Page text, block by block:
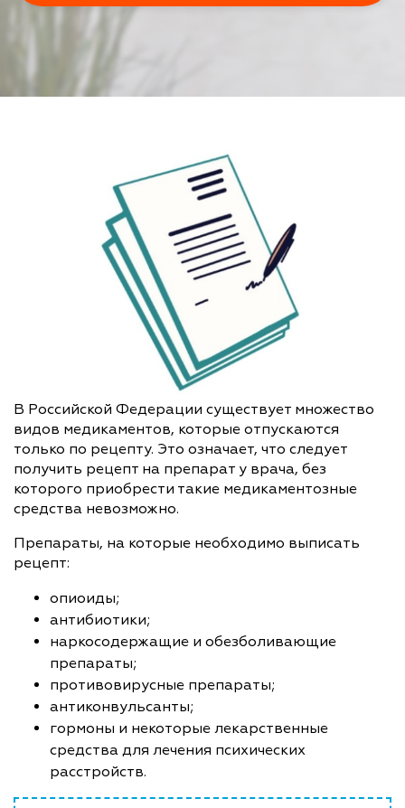
В Российской Федерации существует множество
видов медикаментов, которые отпускаются
только по рецепту. Это означает, что следует
получить рецепт на препарат у врача, без
которого приобрести такие медикаментозные
средства невозможно.
Препараты, на которые необходимо выписать
рецепт:
опиоиды;
антибиотики;
наркосодержащие и обезболивающие
препараты;
противовирусные препараты;
антиконвульсанты;
гормоны и некоторые лекарственные
средства для лечения психических
расстройств.